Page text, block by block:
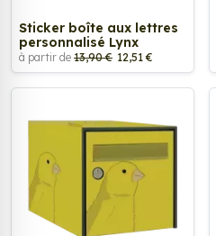
Sticker boîte aux lettres
personnalisé Lynx
à partir de 13,90 € 12,51 €